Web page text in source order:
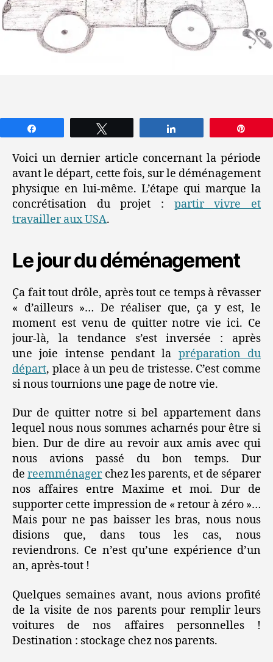
!
Voici un dernier article concernant la période
avant le départ, cette fois, sur le déménagement
physique en lui-même. L’étape qui marque la
concrétisation du projet : partir vivre et
travailler aux USA.
Le jour du déménagement
Ça fait tout drôle, après tout ce temps à rêvasser
« d’ailleurs »… De réaliser que, ça y est, le
moment est venu de quitter notre vie ici. Ce
jour-là, la tendance s’est inversée : après
une joie intense pendant la préparation du
départ, place à un peu de tristesse. C’est comme
si nous tournions une page de notre vie.
Dur de quitter notre si bel appartement dans
lequel nous nous sommes acharnés pour être si
bien. Dur de dire au revoir aux amis avec qui
nous avions passé du bon temps. Dur
dereemménagerchez les parents, et de séparer
nos affaires entre Maxime et moi. Dur de
supporter cette impression de « retour à zéro »…
Mais pour ne pas baisser les bras, nous nous
disions que, dans tous les cas, nous
reviendrons. Ce n’est qu’une expérience d’un
an, après-tout !
Quelques semaines avant, nous avions profité
de la visite de nos parents pour remplir leurs
voitures de nos affaires personnelles !
Destination : stockage chez nos parents.